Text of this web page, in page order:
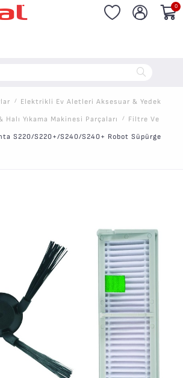
20.000 TL ve Üzeri Alışverişlerinizde Vade Farksız 6 Taksit!
0
/
Elektrikli Ev Aletleri Aksesuar & Yedek
Halı Yıkama Makinesi Parçaları /
Filtre Ve
S220/S220+/S240/S240+ Robot Süpürge